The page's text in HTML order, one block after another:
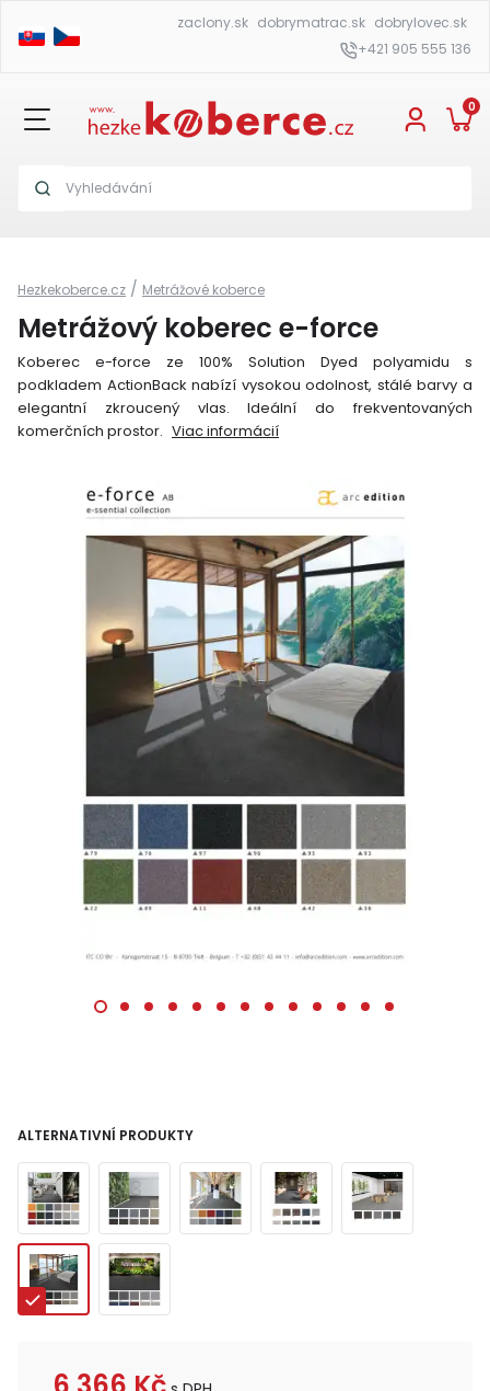
zaclony.sk dobrymatrac.sk dobrylovec.sk
+421 905 555 136
0
Hezkekoberce.cz / Metrážové koberce
Metrážový koberec e-force
Koberec e-force ze 100% Solution Dyed polyamidu s
podkladem ActionBack nabízí vysokou odolnost, stálé barvy a
elegantní zkroucený vlas. Ideální do frekventovaných
komerčních prostor. Viac informácií
ALTERNATIVNÍ PRODUKTY